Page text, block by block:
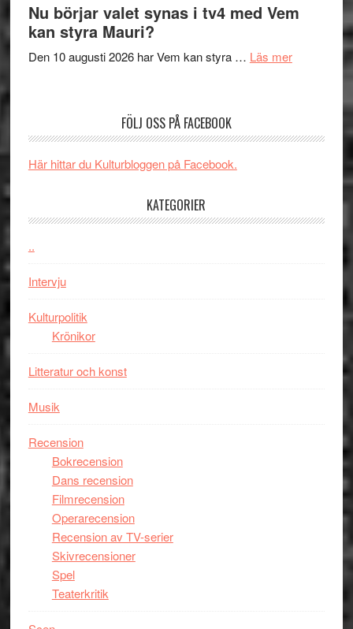
och
Shadow
Edge
spännande
Nu börjar valet synas i tv4 med Vem
kan styra Mauri?
Den 10 augusti 2026 har Vem kan styra … Läs merom
kan
FÖLJ OSS PÅ FACEBOOK
Här hittar du Kulturbloggen på Facebook.
KATEGORIER
..
Intervju
Kulturpolitik
Krönikor
Litteratur och konst
Musik
Recension
Bokrecension
Dans recension
Filmrecension
Operarecension
Recension av TV-serier
Skivrecensioner
Spel
Teaterkritik